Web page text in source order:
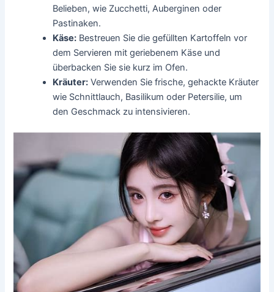
Belieben, wie Zucchetti, Auberginen oder
Pastinaken.
Käse: Bestreuen Sie die gefüllten Kartoffeln vor
dem Servieren mit geriebenem Käse und
überbacken Sie sie kurz im Ofen.
Kräuter: Verwenden Sie frische, gehackte Kräuter
wie Schnittlauch, Basilikum oder Petersilie, um
den Geschmack zu intensivieren.